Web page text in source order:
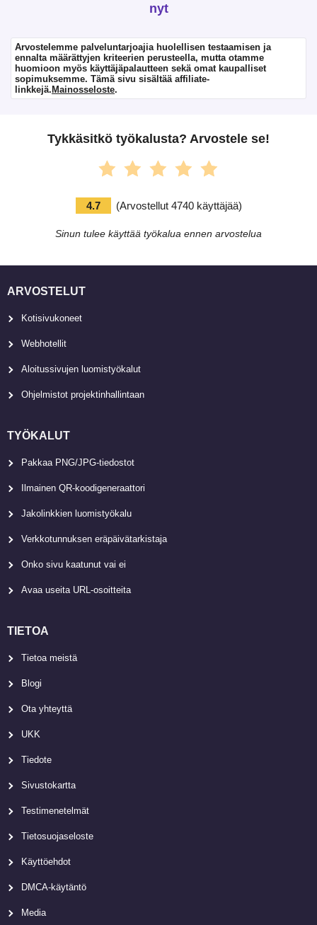
nyt
Arvostelemme palveluntarjoajia huolellisen testaamisen ja
ennalta määrättyjen kriteerien perusteella, mutta otamme
huomioon myös käyttäjäpalautteen sekä omat kaupalliset
sopimuksemme. Tämä sivu sisältää affiliate-
linkkejä. Mainosseloste.
Tykkäsitkö työkalusta? Arvostele se!
4.7 (Arvostellut 4740käyttäjää)
Sinun tulee käyttää työkalua ennen arvostelua
ARVOSTELUT
Kotisivukoneet
Webhotellit
Aloitussivujen luomistyökalut
Ohjelmistot projektinhallintaan
TYÖKALUT
Pakkaa PNG/JPG-tiedostot
Ilmainen QR-koodigeneraattori
Jakolinkkien luomistyökalu
Verkkotunnuksen eräpäivätarkistaja
Onko sivu kaatunut vai ei
Avaa useita URL-osoitteita
TIETOA
Tietoa meistä
Blogi
Ota yhteyttä
UKK
Tiedote
Sivustokartta
Testimenetelmät
Tietosuojaseloste
Käyttöehdot
DMCA-käytäntö
Media